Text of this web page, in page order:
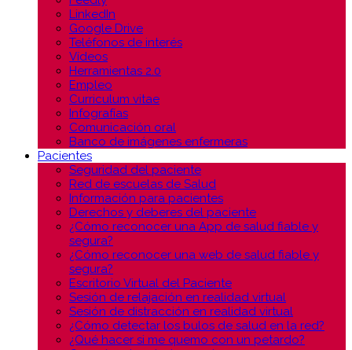
LinkedIn
Google Drive
Teléfonos de interés
Vídeos
Herramientas 2.0
Empleo
Curriculum vitae
Infografías
Comunicación oral
Banco de imágenes enfermeras
Pacientes
Seguridad del paciente
Red de escuelas de Salud
Información para pacientes
Derechos y deberes del paciente
¿Cómo reconocer una App de salud fiable y
segura?
¿Cómo reconocer una web de salud fiable y
segura?
Escritorio Virtual del Paciente
Sesión de relajación en realidad virtual
Sesión de distracción en realidad virtual
¿Cómo detectar los bulos de salud en la red?
¿Qué hacer si me quemo con un petardo?